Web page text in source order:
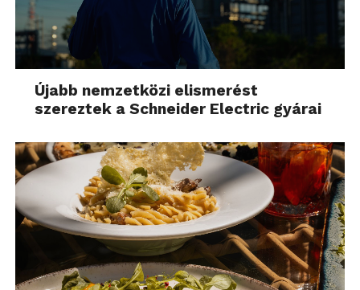
Újabb nemzetközi elismerést
szereztek a Schneider Electric gyárai